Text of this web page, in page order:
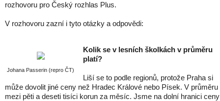
rozhovoru pro Český rozhlas Plus.
V rozhovoru zazní i tyto otázky a odpovědi:
Johana Passerin (repro ČT)
Kolik se v lesních školkách v průměru
platí?
Liší se to podle regionů, protože Praha si
může dovolit jiné ceny než Hradec Králové nebo Písek. V průměru
mezi pěti a deseti tisíci korun za měsíc. Jsme na dolní hranici